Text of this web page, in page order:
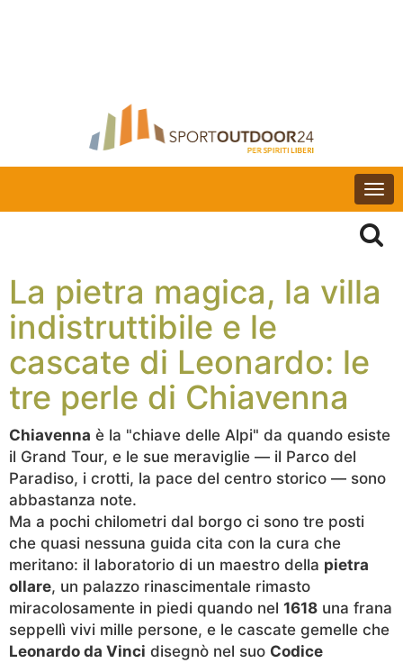
La pietra magica, la villa
indistruttibile e le
cascate di Leonardo: le
tre perle di Chiavenna
Chiavenna è la "chiave delle Alpi" da quando esiste
il Grand Tour, e le sue meraviglie — il Parco del
Paradiso, i crotti, la pace del centro storico — sono
abbastanza note.
Ma a pochi chilometri dal borgo ci sono tre posti
che quasi nessuna guida cita con la cura che
meritano: il laboratorio di un maestro della pietra
ollare, un palazzo rinascimentale rimasto
miracolosamente in piedi quando nel 1618 una frana
seppellì vivi mille persone, e le cascate gemelle che
Leonardo da Vinci disegnò nel suo Codice